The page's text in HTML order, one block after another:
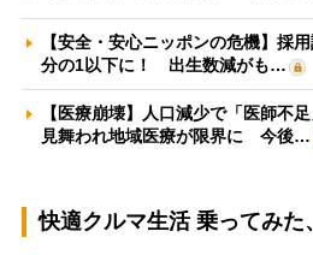
【安全・安心ニッポンの危機】採
分の1以下に！ 出生数減がも…
【医療崩壊】人口減少で「医師不
見舞われ地域医療が限界に 今後…
快適クルマ生活 乗ってみた